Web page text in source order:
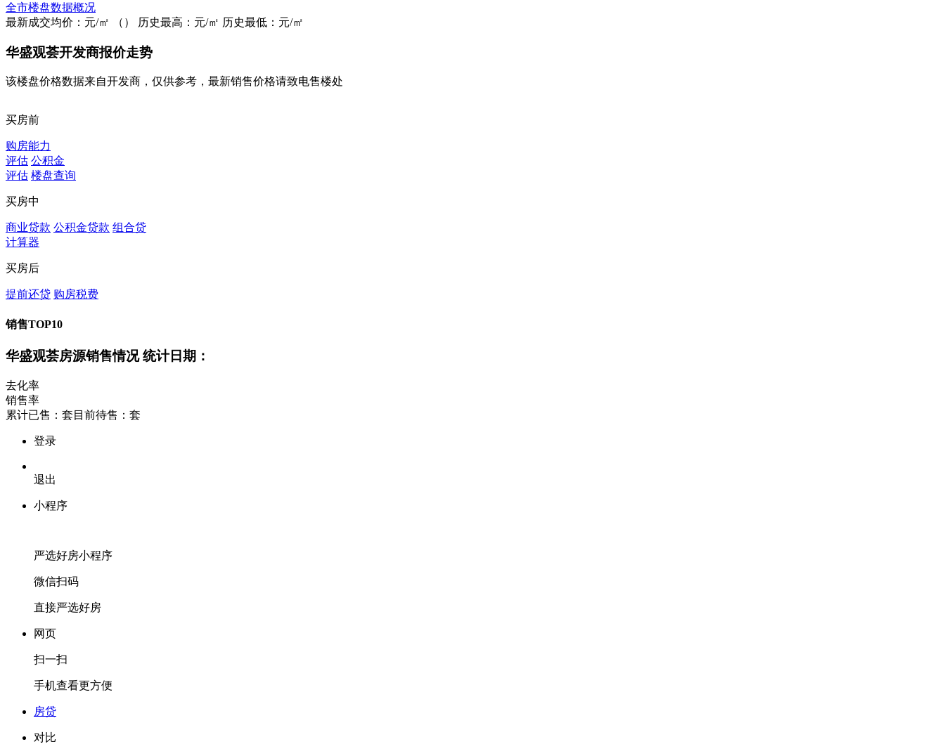
全市楼盘数据概况
最新成交均价： 元/㎡ （ ） 历史最高： 元/㎡ 历史最低： 元/㎡
华盛观荟开发商报价走势
该楼盘价格数据来自开发商，仅供参考，最新销售价格请致电售楼处
买房前
购房能力
评估 公积金
评估 楼盘查询
买房中
商业贷款 公积金贷款 组合贷
计算器
买房后
提前还贷 购房税费
销售TOP10
华盛观荟房源销售情况统计日期：
去化率
销售率
累计已售： 套 目前待售： 套
登录
退出
小程序
严选好房小程序
微信扫码
直接严选好房
网页
扫一扫
手机查看更方便
房贷
对比